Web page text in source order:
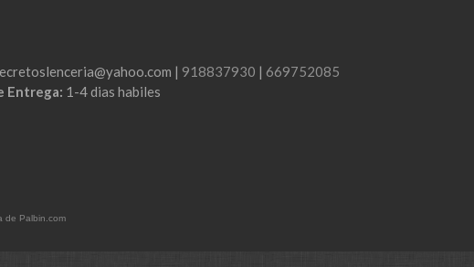
| 918837930 | 669752085
Entrega: 1-4 dias habiles
de Palbin.com